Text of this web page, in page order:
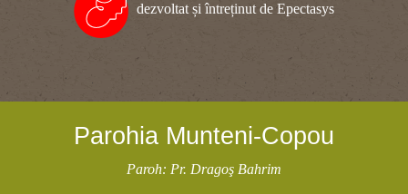
dezvoltat și întreținut de Epectasys
Parohia Munteni-Copou
Paroh: Pr. Dragoş Bahrim